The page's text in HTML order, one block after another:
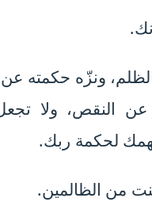
ونزّه حكمته عن
عن النقص، ولا
لحكمة ربك.
من الظالمين.